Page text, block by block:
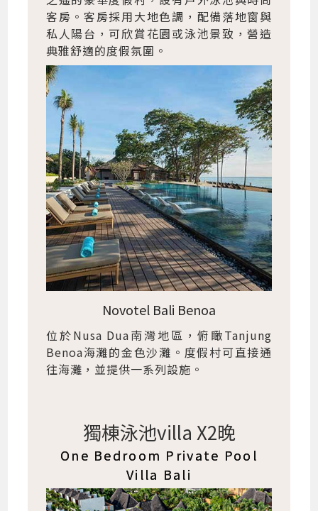
客房。客房採用大地色調，配備落地窗與
私人陽台，可欣賞花園或泳池景致，營造
典雅舒適的度假氛圍。
Novotel Bali Benoa
位於Nusa Dua南灣地區，俯瞰Tanjung
Benoa海灘的金色沙灘。度假村可直接通
往海灘，並提供一系列設施。
獨棟泳池villa X2晚
One Bedroom Private Pool
Villa Bali